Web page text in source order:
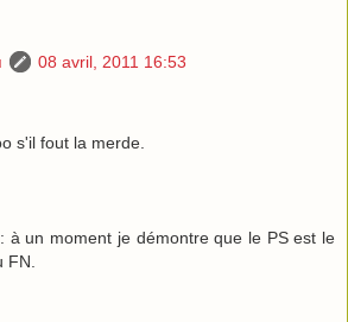
08 avril, 2011 16:53
s'il fout la merde.
à un moment je démontre que le PS est le
FN.